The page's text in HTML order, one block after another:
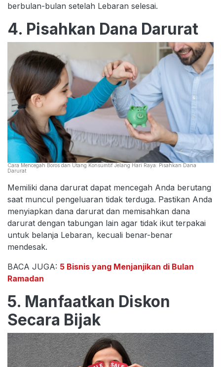
berbulan-bulan setelah Lebaran selesai.
4. Pisahkan Dana Darurat
Cara Mencegah Boros dan Utang Konsumtif Jelang Hari Raya: Pisahkan Dana
Darurat
Memiliki dana darurat dapat mencegah Anda berutang
saat muncul pengeluaran tidak terduga. Pastikan Anda
menyiapkan dana darurat dan memisahkan dana
darurat dengan tabungan lain agar tidak ikut terpakai
untuk belanja Lebaran, kecuali benar-benar
mendesak.
BACA JUGA: 5 Bisnis yang Menjanjikan di Bulan
Ramadan
5. Manfaatkan Diskon
Secara Bijak